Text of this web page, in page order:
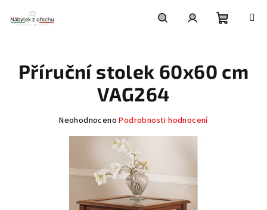
obsah
košík
Příruční stolek 60x60 cm
VAG264
Průměrné
0,0
hvězdiček.
Neohodnoceno Podrobnosti hodnocení